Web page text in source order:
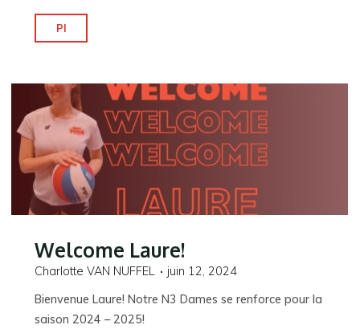
Pl
visage
au
Ronvau"
Welcome Laure!
Charlotte VAN NUFFEL
juin 12, 2024
Bienvenue Laure! Notre N3 Dames se renforce pour la
saison 2024 – 2025!